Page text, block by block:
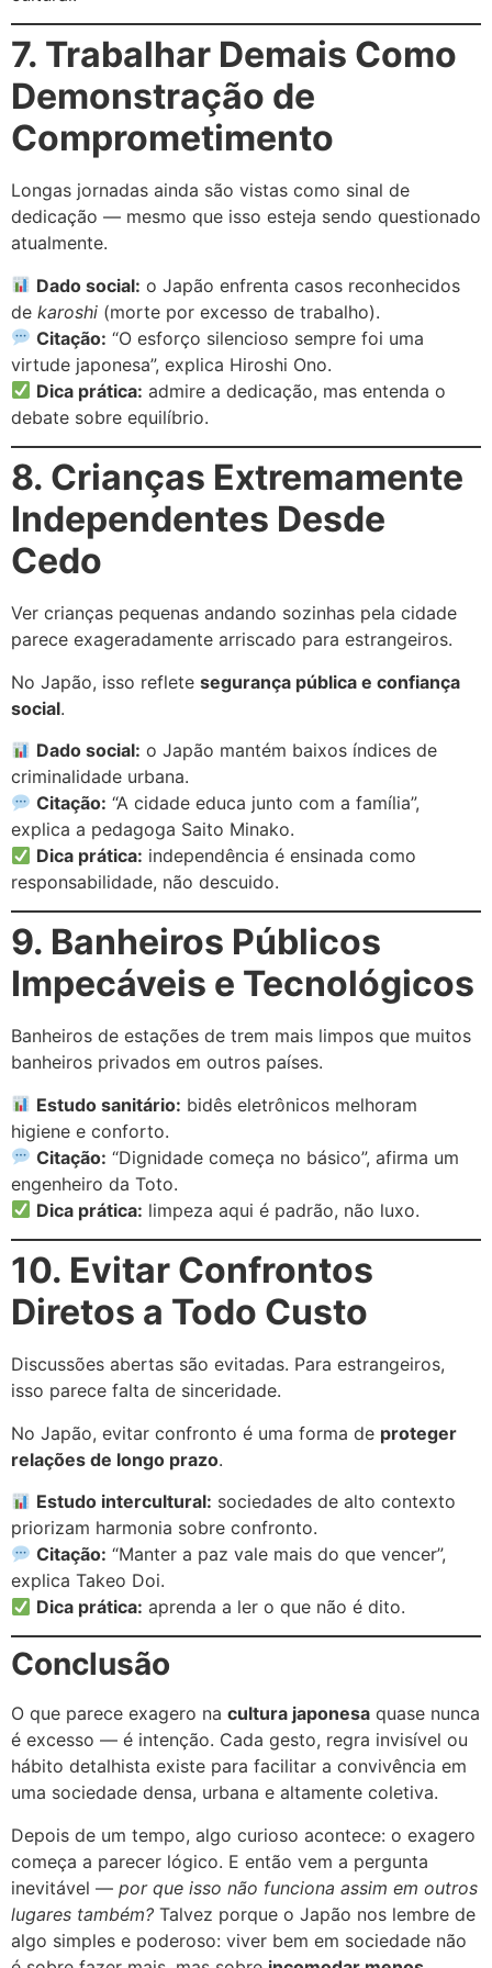
7. Trabalhar Demais Como
Demonstração de
Comprometimento
Longas jornadas ainda são vistas como sinal de
dedicação — mesmo que isso esteja sendo questionado
atualmente.
Dado social: o Japão enfrenta casos reconhecidos
de karoshi (morte por excesso de trabalho).
Citação: “O esforço silencioso sempre foi uma
virtude japonesa”, explica Hiroshi Ono.
Dica prática: admire a dedicação, mas entenda o
debate sobre equilíbrio.
8. Crianças Extremamente
Independentes Desde
Cedo
Ver crianças pequenas andando sozinhas pela cidade
parece exageradamente arriscado para estrangeiros.
No Japão, isso reflete segurança pública e confiança
social.
Dado social: o Japão mantém baixos índices de
criminalidade urbana.
Citação: “A cidade educa junto com a família”,
explica a pedagoga Saito Minako.
Dica prática: independência é ensinada como
responsabilidade, não descuido.
9. Banheiros Públicos
Impecáveis e Tecnológicos
Banheiros de estações de trem mais limpos que muitos
banheiros privados em outros países.
Estudo sanitário: bidês eletrônicos melhoram
higiene e conforto.
Citação: “Dignidade começa no básico”, afirma um
engenheiro da Toto.
Dica prática: limpeza aqui é padrão, não luxo.
10. Evitar Confrontos
Diretos a Todo Custo
Discussões abertas são evitadas. Para estrangeiros,
isso parece falta de sinceridade.
No Japão, evitar confronto é uma forma de proteger
relações de longo prazo.
Estudo intercultural: sociedades de alto contexto
priorizam harmonia sobre confronto.
Citação: “Manter a paz vale mais do que vencer”,
explica Takeo Doi.
Dica prática: aprenda a ler o que não é dito.
Conclusão
O que parece exagero na cultura japonesa quase nunca
é excesso — é intenção. Cada gesto, regra invisível ou
hábito detalhista existe para facilitar a convivência em
uma sociedade densa, urbana e altamente coletiva.
Depois de um tempo, algo curioso acontece: o exagero
começa a parecer lógico. E então vem a pergunta
inevitável — por que isso não funciona assim em outros
lugares também? Talvez porque o Japão nos lembre de
algo simples e poderoso: viver bem em sociedade não